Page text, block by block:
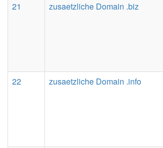
21
zusaetzliche Domain .biz
22
zusaetzliche Domain .info